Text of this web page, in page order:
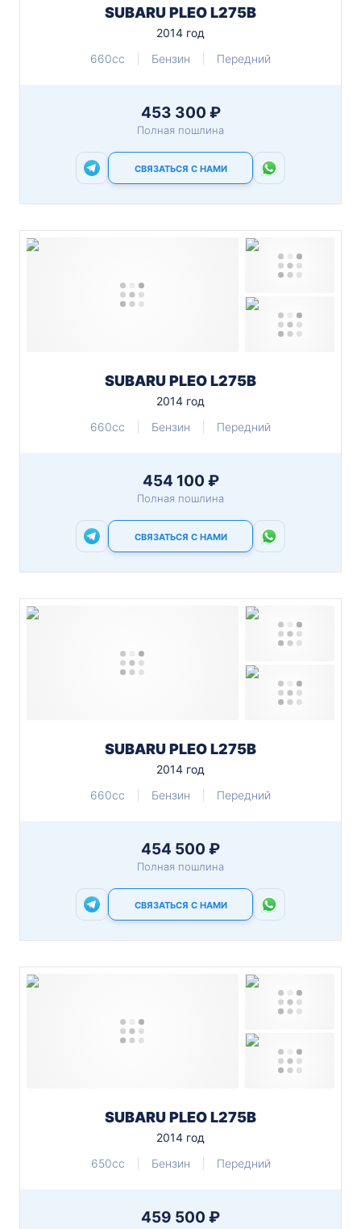
SUBARU PLEO L275B
2014 год
660cc
Бензин Передний
453 300 ₽
Полная пошлина
СВЯЗАТЬСЯ С НАМИ
SUBARU PLEO L275B
2014 год
660cc
Бензин Передний
454 100 ₽
Полная пошлина
СВЯЗАТЬСЯ С НАМИ
SUBARU PLEO L275B
2014 год
660cc
Бензин Передний
454 500 ₽
Полная пошлина
СВЯЗАТЬСЯ С НАМИ
SUBARU PLEO L275B
2014 год
650cc
Бензин Передний
459 500 ₽